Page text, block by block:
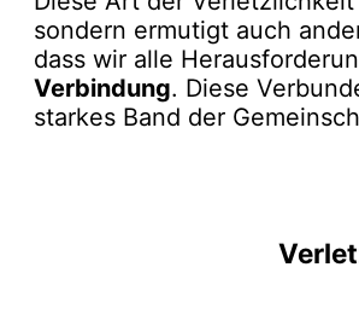
sondern ermutigt auch
dass wir alle
Verbindung. Diese
starkes Band der